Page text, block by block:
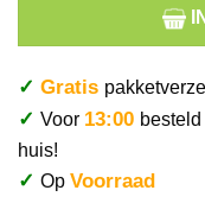
✓ Gratis
✓ Voor 13:00
huis!
✓ Op Voorraad